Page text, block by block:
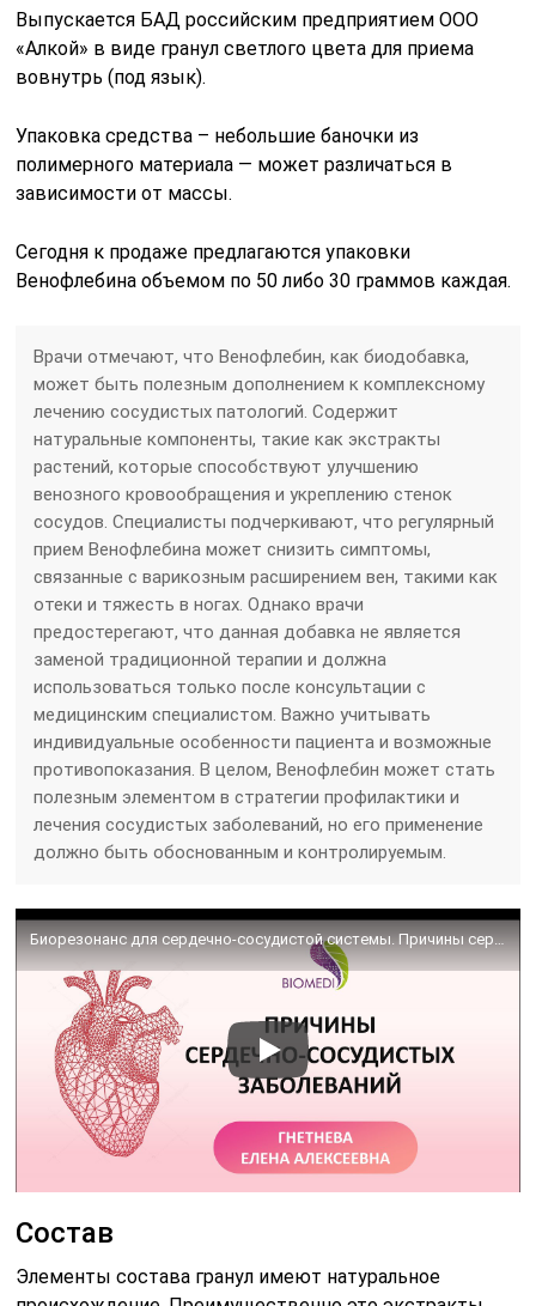
Выпускается БАД российским предприятием ООО
«Алкой» в виде гранул светлого цвета для приема
вовнутрь (под язык).
Упаковка средства – небольшие баночки из
полимерного материала — может различаться в
зависимости от массы.
Сегодня к продаже предлагаются упаковки
Венофлебина объемом по 50 либо 30 граммов каждая.
Врачи отмечают, что Венофлебин, как биодобавка,
может быть полезным дополнением к комплексному
лечению сосудистых патологий. Содержит
натуральные компоненты, такие как экстракты
растений, которые способствуют улучшению
венозного кровообращения и укреплению стенок
сосудов. Специалисты подчеркивают, что регулярный
прием Венофлебина может снизить симптомы,
связанные с варикозным расширением вен, такими как
отеки и тяжесть в ногах. Однако врачи
предостерегают, что данная добавка не является
заменой традиционной терапии и должна
использоваться только после консультации с
медицинским специалистом. Важно учитывать
индивидуальные особенности пациента и возможные
противопоказания. В целом, Венофлебин может стать
полезным элементом в стратегии профилактики и
лечения сосудистых заболеваний, но его применение
должно быть обоснованным и контролируемым.
Состав
Элементы состава гранул имеют натуральное